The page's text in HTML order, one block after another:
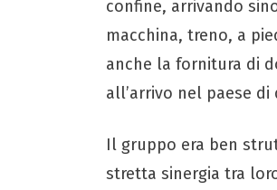
confine, arrivando
macchina, treno, a
anche la fornitura di
all’arrivo nel paese di
Il gruppo era ben
stretta sinergia tra